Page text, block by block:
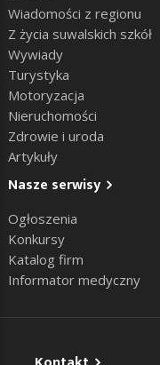
Wiadomości z regionu
Z życia suwalskich szkół
Wywiady
Turystyka
Motoryzacja
Nieruchomości
Zdrowie i uroda
Artykuły
Nasze serwisy
Ogłoszenia
Konkursy
Katalog firm
Informator medyczny